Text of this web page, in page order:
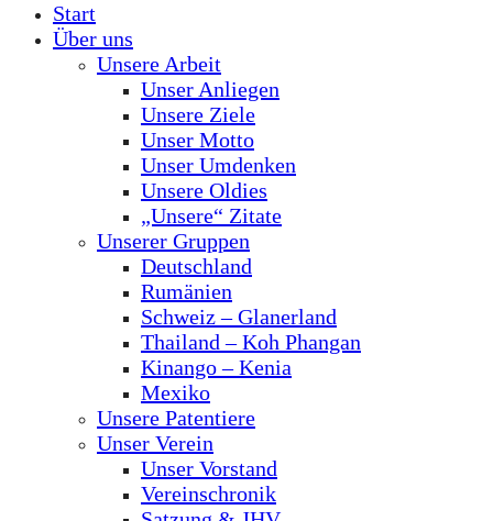
Start
Über uns
Unsere Arbeit
Unser Anliegen
Unsere Ziele
Unser Motto
Unser Umdenken
Unsere Oldies
„Unsere“ Zitate
Unserer Gruppen
Deutschland
Rumänien
Schweiz – Glanerland
Thailand – Koh Phangan
Kinango – Kenia
Mexiko
Unsere Patentiere
Unser Verein
Unser Vorstand
Vereinschronik